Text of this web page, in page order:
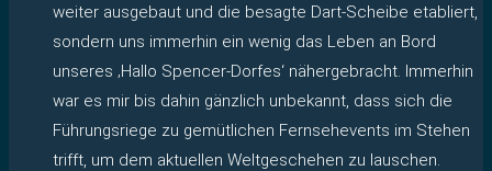
weiter ausgebaut und die besagte Dart-Scheibe etabliert,
sondern uns immerhin ein wenig das Leben an Bord
unseres ‚Hallo Spencer-Dorfes‘ nähergebracht. Immerhin
war es mir bis dahin gänzlich unbekannt, dass sich die
Führungsriege zu gemütlichen Fernsehevents im Stehen
trifft, um dem aktuellen Weltgeschehen zu lauschen.